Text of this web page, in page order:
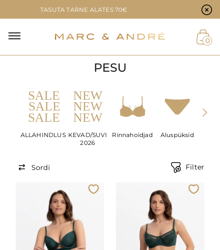
0
TASUTA TARNE ALATES 70€
PESU
ALLAHINDLUS KEVAD/SUVI
2026
Rinnahoidjad Aluspüksid
Sordi Filter